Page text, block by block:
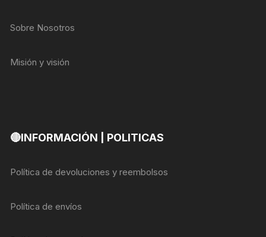
Sobre Nosotros
Misión y visión
🔴INFORMACIÓN | POLITICAS
Política de devoluciones y reembolsos
Política de envíos